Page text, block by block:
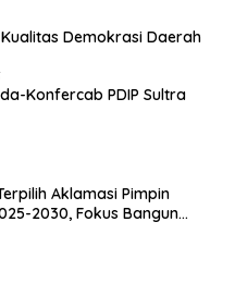
Demokrasi Daerah
Konfercab PDIP Sultra
Aklamasi Pimpin
2030, Fokus Bangun